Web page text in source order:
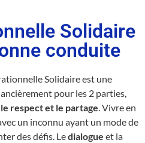
Solidaire
conduite
Solidaire est une
pour les 2 parties,
respect et le partage. Vivre en
un inconnu ayant un mode de
des défis. Ledialogue et la